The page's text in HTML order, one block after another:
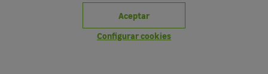
APP LEROY MERLIN
Aceptar
Configurar cookies